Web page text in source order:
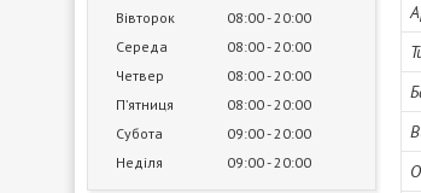
Вівторок
08:00 20:00
Середа
08:00 20:00
Четвер
08:00 20:00
Пʼятниця
08:00 20:00
Субота
09:00 20:00
Неділя
09:00 20:00